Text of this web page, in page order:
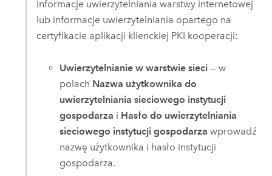
informacje uwierzytelniania warstwy internetowej
lub informacje uwierzytelniania opartego na
certyfikacie aplikacji klienckiej PKI kooperacji:
Uwierzytelnianie w warstwie sieci — w
polach Nazwa użytkownika do
uwierzytelniania sieciowego instytucji
gospodarza i Hasło do uwierzytelniania
sieciowego instytucji gospodarza wprowadź
nazwę użytkownika i hasło instytucji
gospodarza.